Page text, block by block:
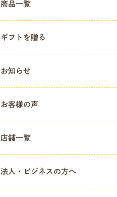
商品一覧
ギフトを贈る
お知らせ
お客様の声
店舗一覧
法人・ビジネスの方へ